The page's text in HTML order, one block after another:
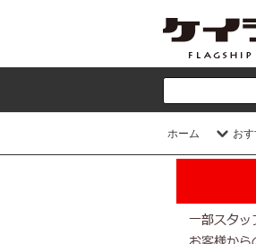
ホーム お